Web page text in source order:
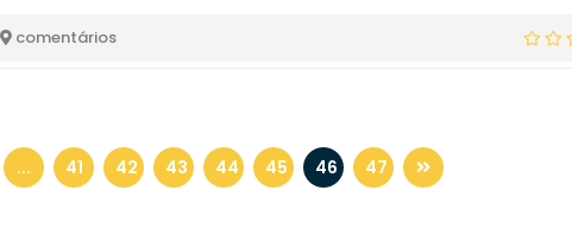
comentários
... 41 42 43 44 45 46 47